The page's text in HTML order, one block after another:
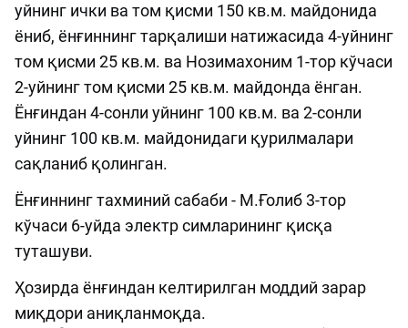
уйнинг ички ва том қисми 150 кв.м. майдонида
ёниб, ёнғиннинг тарқалиши натижасида 4-уйнинг
том қисми 25 кв.м. ва Нозимахоним 1-тор кўчаси
2-уйнинг том қисми 25 кв.м. майдонда ёнган.
Ёнғиндан 4-сонли уйнинг 100 кв.м. ва 2-сонли
уйнинг 100 кв.м. майдонидаги қурилмалари
сақланиб қолинган.
Ёнғиннинг тахминий сабаби - М.Ғолиб 3-тор
кўчаси 6-уйда электр симларининг қисқа
туташуви.
Ҳозирда ёнғиндан келтирилган моддий зарар
миқдори аниқланмоқда.